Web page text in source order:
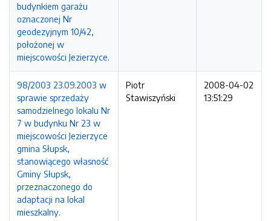
budynkiem garażu
oznaczonej Nr
geodezyjnym 10/42,
położonej w
miejscowości Jezierzyce.
98/2003 23.09.2003 w
sprawie sprzedaży
samodzielnego lokalu Nr
7 w budynku Nr 23 w
miejscowości Jezierzyce
gmina Słupsk,
stanowiącego własność
Gminy Słupsk,
przeznaczonego do
adaptacji na lokal
mieszkalny.
Piotr
Stawiszyński
2008-04-02
13:51:29